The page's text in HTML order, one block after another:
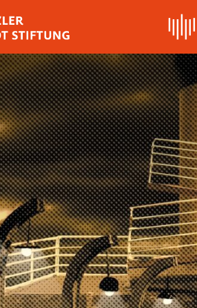
BIOGRAPHY
QUOTES, SPEECHES
APPRAISALS
Quotes
Speeches
Voices on Willy Brandt